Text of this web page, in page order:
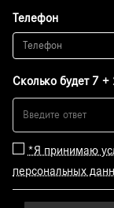
Телефон
Сколько будет 7 +
*Я принимаю
персональных